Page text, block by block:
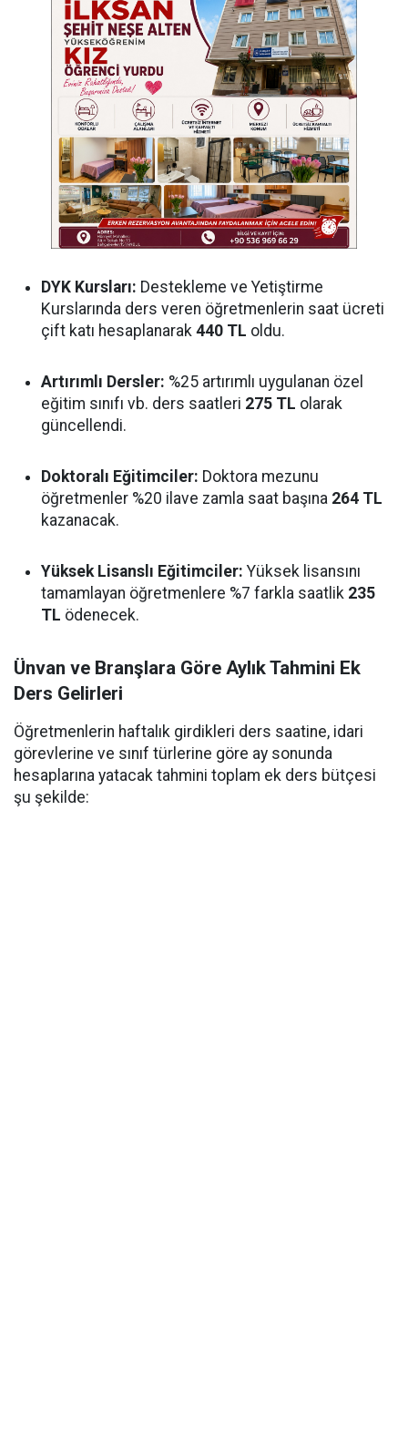
DYK Kursları: Destekleme ve Yetiştirme
Kurslarında ders veren öğretmenlerin saat ücreti
çift katı hesaplanarak 440 TL oldu.
Artırımlı Dersler: %25 artırımlı uygulanan özel
eğitim sınıfı vb. ders saatleri 275 TL olarak
güncellendi.
Doktoralı Eğitimciler: Doktora mezunu
öğretmenler %20 ilave zamla saat başına 264 TL
kazanacak.
Yüksek Lisanslı Eğitimciler: Yüksek lisansını
tamamlayan öğretmenlere %7 farkla saatlik 235
TL ödenecek.
Ünvan ve Branşlara Göre Aylık Tahmini Ek
Ders Gelirleri
Öğretmenlerin haftalık girdikleri ders saatine, idari
görevlerine ve sınıf türlerine göre ay sonunda
hesaplarına yatacak tahmini toplam ek ders bütçesi
şu şekilde: